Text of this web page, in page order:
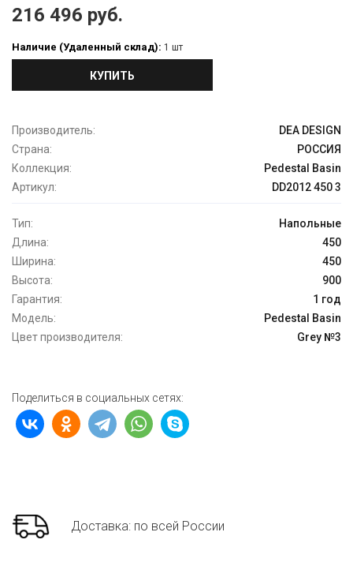
216 496 руб.
Наличие (Удаленный склад): 1 шт
КУПИТЬ
Производитель:
DEA DESIGN
Страна:
РОССИЯ
Коллекция:
Pedestal Basin
Артикул:
DD2012 450 3
Тип:
Напольные
Длина:
450
Ширина:
450
Высота:
900
Гарантия:
1 год
Модель:
Pedestal Basin
Цвет производителя:
Grey №3
Поделиться в социальных сетях:
Доставка: по всей России